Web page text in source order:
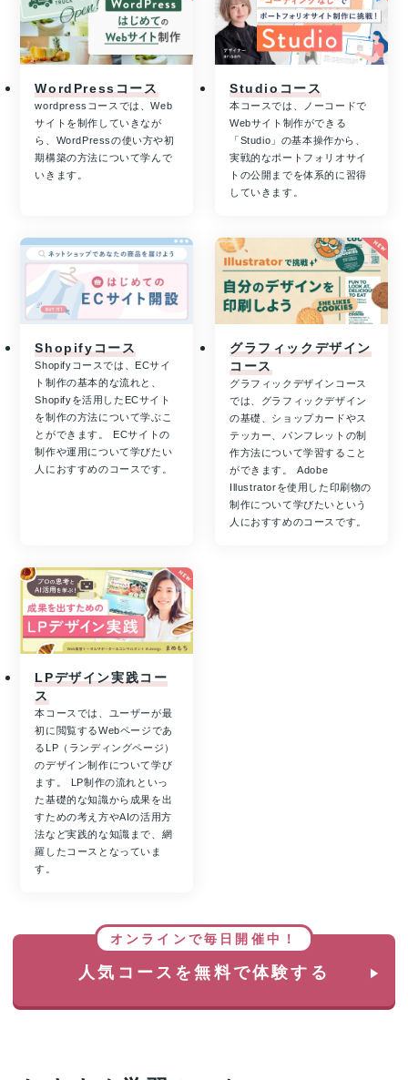
WordPressコース
wordpressコースでは、Web
サイトを制作していきなが
ら、WordPressの使い方や初
期構築の方法について学んで
いきます。
Studioコース
本コースでは、ノーコードで
Webサイト制作ができる
「Studio」の基本操作から、
実戦的なポートフォリオサイ
トの公開までを体系的に習得
していきます。
Shopifyコース
Shopifyコースでは、ECサイ
ト制作の基本的な流れと、
Shopifyを活用したECサイト
を制作の方法について学ぶこ
とができます。 ECサイトの
制作や運用について学びたい
人におすすめのコースです。
グラフィックデザイン
コース
グラフィックデザインコース
では、グラフィックデザイン
の基礎、ショップカードやス
テッカー、パンフレットの制
作方法について学習すること
ができます。 Adobe
Illustratorを使用した印刷物の
制作について学びたいという
人におすすめのコースです。
LPデザイン実践コー
ス
本コースでは、ユーザーが最
初に閲覧するWebページであ
るLP（ランディングページ）
のデザイン制作について学び
ます。 LP制作の流れといっ
た基礎的な知識から成果を出
すための考え方やAIの活用方
法など実践的な知識まで、網
羅したコースとなっていま
す。
オンラインで毎日開催中！
人気コースを無料で体験する